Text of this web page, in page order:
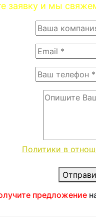
заявку и мы
Политики в
предложение